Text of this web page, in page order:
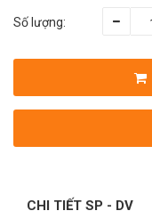
Số lượng:
CHI TIẾT SP - DV